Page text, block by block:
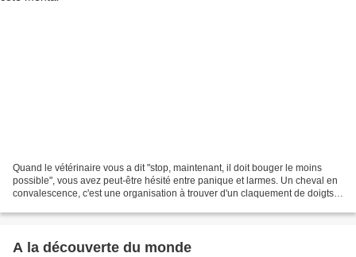
Quand le vétérinaire vous a dit "stop, maintenant, il doit bouger le moins
possible", vous avez peut-être hésité entre panique et larmes. Un cheval en
convalescence, c'est une organisation à trouver d'un claquement de doigts
A la découverte du monde